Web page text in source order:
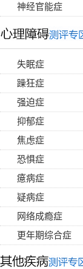
神经官能症
失眠症
躁狂症
强迫症
抑郁症
焦虑症
恐惧症
癔病症
疑病症
网络成瘾症
更年期综合症